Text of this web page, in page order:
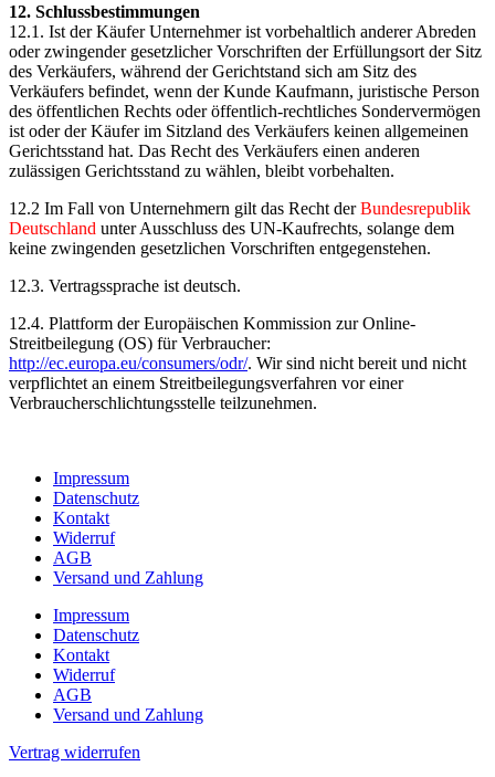
12. Schlussbestimmungen
12.1. Ist der Käufer Unternehmer ist vorbehaltlich anderer Abreden
oder zwingender gesetzlicher Vorschriften der Erfüllungsort der Sitz
des Verkäufers, während der Gerichtstand sich am Sitz des
Verkäufers befindet, wenn der Kunde Kaufmann, juristische Person
des öffentlichen Rechts oder öffentlich-rechtliches Sondervermögen
ist oder der Käufer im Sitzland des Verkäufers keinen allgemeinen
Gerichtsstand hat. Das Recht des Verkäufers einen anderen
zulässigen Gerichtsstand zu wählen, bleibt vorbehalten.
12.2 Im Fall von Unternehmern gilt das Recht derBundesrepublik
Deutschland unter Ausschluss des UN-Kaufrechts, solange dem
keine zwingenden gesetzlichen Vorschriften entgegenstehen.
12.3. Vertragssprache ist deutsch.
12.4. Plattform der Europäischen Kommission zur Online-
Streitbeilegung (OS) für Verbraucher:
http://ec.europa.eu/consumers/odr/. Wir sind nicht bereit und nicht
verpflichtet an einem Streitbeilegungsverfahren vor einer
Verbraucherschlichtungsstelle teilzunehmen.
Impressum
Datenschutz
Kontakt
Widerruf
AGB
Versand und Zahlung
Impressum
Datenschutz
Kontakt
Widerruf
AGB
Versand und Zahlung
Vertrag widerrufen